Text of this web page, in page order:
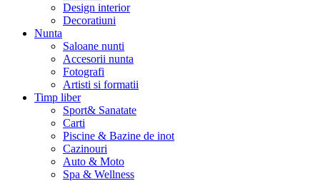
Design interior
Decoratiuni
Nunta
Saloane nunti
Accesorii nunta
Fotografi
Artisti si formatii
Timp liber
Sport& Sanatate
Carti
Piscine & Bazine de inot
Cazinouri
Auto & Moto
Spa & Wellness